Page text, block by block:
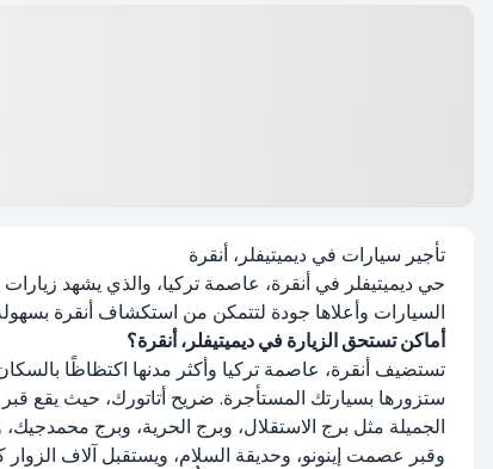
تأجير سيارات في ديميتيفلر، أنقرة
السيارات وأعلاها جودة لتتمكن من استكشاف أنقرة
أماكن تستحق الزيارة في ديميتيفلر، أنقرة؟
ستزورها بسيارتك المستأجرة. ضريح أتاتورك، حيث يقع